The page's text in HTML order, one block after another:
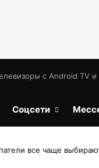
с Android TV
Соцсети
все чаще